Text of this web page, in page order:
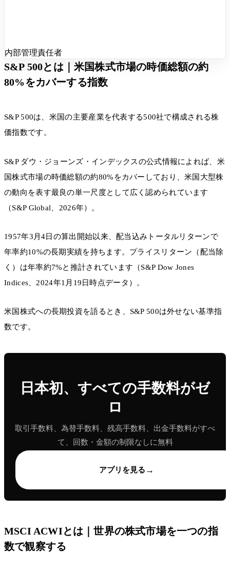
内部管理責任者
S&P 500とは｜米国株式市場の時価総額の約
80%をカバーする指数
S&P 500は、米国の主要産業を代表する500社で構成される株
価指数です。
S&P ダウ・ジョーンズ・インデックスの公式情報によれば、米
国株式市場の時価総額の約80%をカバーしており、米国大型株
の動向を表す最良の単一尺度として広く認められています
（S&P Global、2026年）。
1957年3月4日の算出開始以来、配当込みトータルリターンで
年率約10%の長期実績を持ちます。プライスリターン（配当除
く）は年率約7%と推計されています（S&P Dow Jones
Indices、2024年1月19日時点データ）。
米国株式への長期投資を語るとき、S&P 500は外せない基準指
数です。
日本初、すべての手数料がゼ
ロ
取引手数料、為替手数料、残高手数料、出金手数料がすべ
て、回数・金額の制限なしに無料
アプリを見る →
MSCI ACWIとは｜世界の株式市場を一つの指
数で観察する